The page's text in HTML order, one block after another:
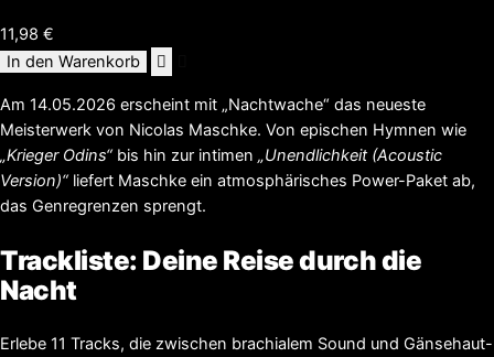
11,98 €
Nachtwache
[Album]
2026
Menge
In den Warenkorb
Am 14.05.2026 erscheint mit „Nachtwache“ das neueste
Meisterwerk von Nicolas Maschke. Von epischen Hymnen wie
„Krieger Odins“bis hin zur intimen „Unendlichkeit (Acoustic
Version)“ liefert Maschke ein atmosphärisches Power-Paket ab,
das Genregrenzen sprengt.
Trackliste: Deine Reise durch die
Nacht
Erlebe 11 Tracks, die zwischen brachialem Sound und Gänsehaut-